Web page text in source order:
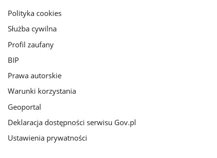
gov.pl
Polityka cookies
Służba cywilna
Profil zaufany
BIP
Prawa autorskie
Warunki korzystania
Geoportal
Deklaracja dostępności serwisu Gov.pl
Ustawienia prywatności